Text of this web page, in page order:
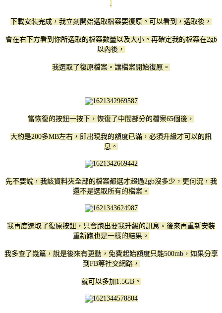
下載安裝完成，我立刻開始選取檔案要復原。可以看到，選取後，
會在右下方看到你所選取的檔案數量以及大小。再確定我的檔案在2gb
以內後，
我選取了復原檔案。讓檔案開始復原。
當恢復的按鈕一按下，恢復了中間部分的檔案65個後，
大約是200多MB左右，即出現我的額度已滿，必須升級才可以的訊
息。
先不要說，我該資料夾全部的檔案都選才超過2gb沒多少，更何況，我
還不是選取所有的檔案。
我再度選取了復原按鈕，只會跑出要我升級的訊息。後來再重新安裝
重新跑也是一樣的結果。
我多查了幾篇，說是後來有更動，免費起始額度只能500mb，如果分享
到FB等社交網路，
就可以多加1.5GB。